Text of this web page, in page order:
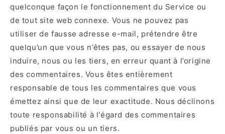
quelconque façon le fonctionnement du Service ou
de tout site web connexe. Vous ne pouvez pas
utiliser de fausse adresse e-mail, prétendre être
quelqu’un que vous n’êtes pas, ou essayer de nous
induire, nous ou les tiers, en erreur quant à l’origine
des commentaires. Vous êtes entièrement
responsable de tous les commentaires que vous
émettez ainsi que de leur exactitude. Nous déclinons
toute responsabilité à l'égard des commentaires
publiés par vous ou un tiers.